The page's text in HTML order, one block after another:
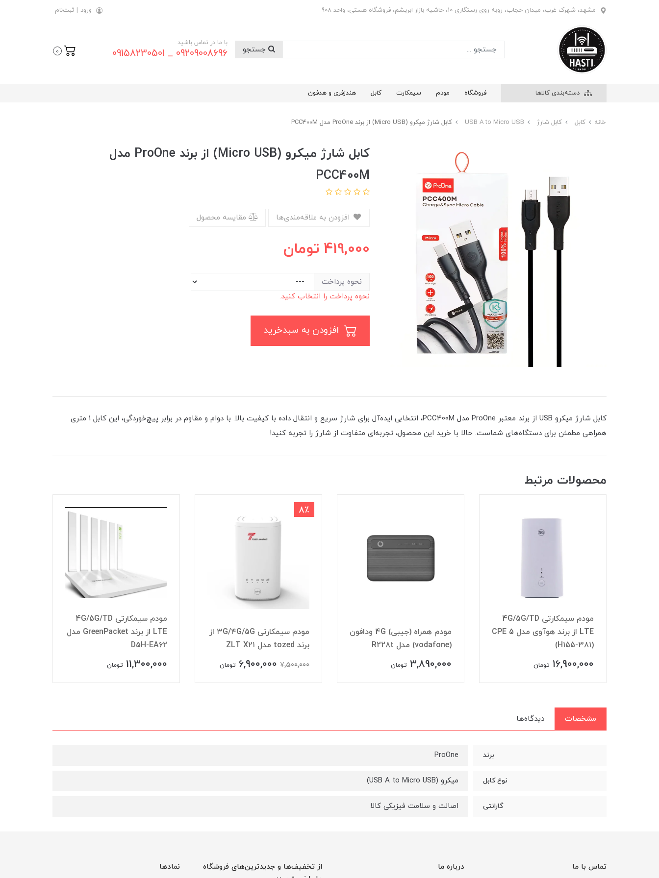
مشهد، شهرک غرب، میدان حجاب، روبه روی رستگاری 10، حاشیه بازار ابریشم، فروشگاه هستی، واحد 908 ورود | ثبت‌نام
با ما در تماس باشید
09209008696 _ 09158230501
0
دسته‌بندی کالاها فروشگاه مودم سیمکارت کابل هندزفری و هدفون
خانه کابل کابل شارژ USB A to Micro USB کابل شارژ میکرو (Micro USB) از برند ProOne مدل PCC400M
کابل شارژ میکرو (Micro USB) از برند ProOne مدل
PCC400M
مقایسه محصول
419,000 تومان
نحوه پرداخت
نحوه پرداخت را انتخاب کنید.
کابل شارژ میکرو USB از برند معتبر ProOne مدل PCC400M، انتخابی ایده‌آل برای شارژ سریع و انتقال داده با کیفیت بالا. با دوام و مقاوم در برابر پیچ‌خوردگی، این کابل 1 متری
همراهی مطمئن برای دستگاه‌های شماست. حالا با خرید این محصول، تجربه‌ای متفاوت از شارژ را تجربه کنید!
محصولات مرتبط
مودم همراه (جیبی) 4G ودافون
(vodafone) مدل R228t
3,890,000 تومان
برند tozed مدل ZLT X۲۱
7,500,000
6,900,000
LTE از برند GreenPacket مدل
D5H-EA62
11,300,000 تومان
مودم سیمکارتی 4G/5G/TD
LTE از برند du مدل Jointelli
21H01A
13,900,000 تومان
مشخصات دیدگاه‌ها
برند ProOne
نوع کابل میکرو (USB A to Micro USB)
گارانتی اصالت و سلامت فیزیکی کالا
تماس با ما درباره ما
از تخفیف‌ها و جدیدترین‌های فروشگاه
نمادها